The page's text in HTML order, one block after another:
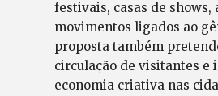
festivais, casas de shows,
movimentos ligados ao
proposta também
circulação de visitantes e
economia criativa nas